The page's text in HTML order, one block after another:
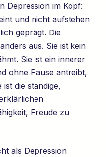
Depression im Kopf:
und nicht aufstehen
geprägt. Die
aus. Sie ist kein
Sie ist ein innerer
ohne Pause antreibt,
ist die ständige,
Freude zu
als Depression